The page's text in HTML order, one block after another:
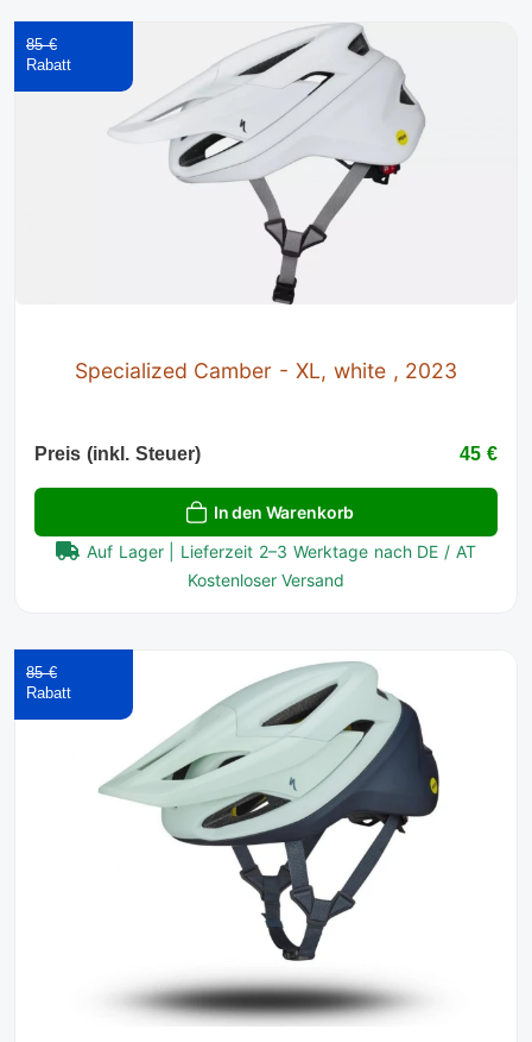
Specialized Camber - XL, white , 2023
85 €
Preis (inkl. Steuer) 45 €
In den Warenkorb
Auf Lager | Lieferzeit 2–3 Werktage nach DE / AT
Kostenloser Versand
85 €